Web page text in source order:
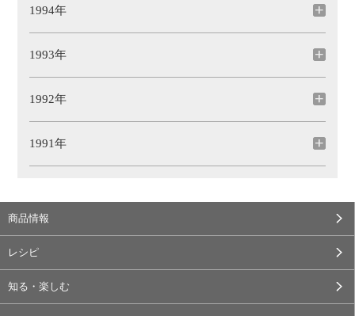
1994年
1993年
1992年
1991年
商品情報
レシピ
知る・楽しむ